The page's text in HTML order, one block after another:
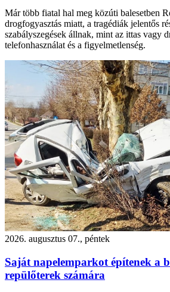
Már több fiatal hal meg közúti balesetben
drogfogyasztás miatt, a tragédiák jelentős
szabályszegések állnak, mint az ittas vagy
telefonhasználat és a figyelmetlenség.
2026. augusztus 07., péntek
Saját napelemparkot építenek a
repülőterek számára